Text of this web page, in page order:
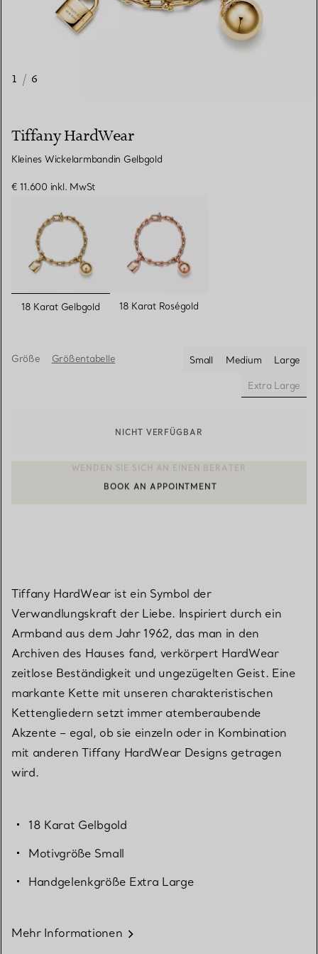
1 / 6
Tiffany HardWear
Kleines Wickelarmbandin Gelbgold
€ 11.600 inkl. MwSt
ausgewählt
18 Karat Gelbgold 18 Karat Roségold
Größe Größentabelle Small Medium Large
Extra Large
NICHT VERFÜGBAR
EINEN KUNDENBERATER KONTAKTIEREN ODER EINEN
BOOK AN APPOINTMENT
Tiffany HardWear ist ein Symbol der
Verwandlungskraft der Liebe. Inspiriert durch ein
Armband aus dem Jahr 1962, das man in den
Archiven des Hauses fand, verkörpert HardWear
zeitlose Beständigkeit und ungezügelten Geist. Eine
markante Kette mit unseren charakteristischen
Kettengliedern setzt immer atemberaubende
Akzente – egal, ob sie einzeln oder in Kombination
mit anderen Tiffany HardWear Designs getragen
wird.
18 Karat Gelbgold
Motivgröße Small
Handgelenkgröße Extra Large
Mehr Informationen